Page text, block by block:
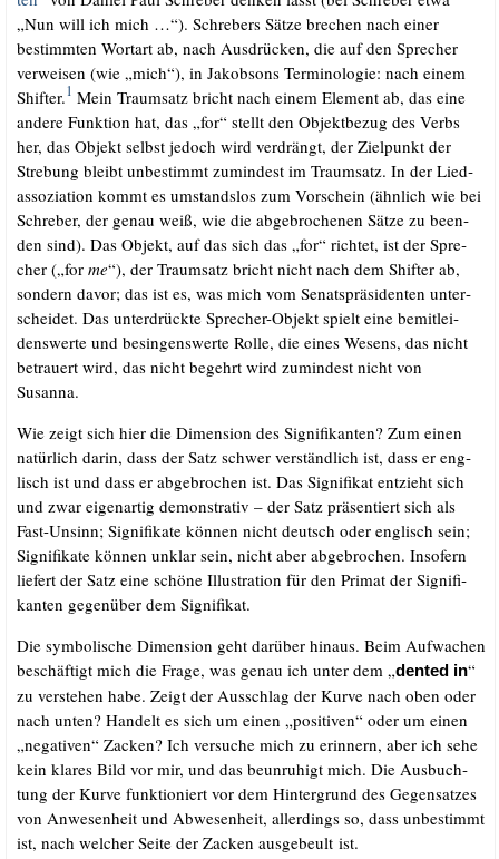
„Nun will ich mich …“). Schre­bers Sät­ze bre­chen nach einer
bestimm­ten Wort­art ab, nach Aus­drü­cken, die auf den Spre­cher
ver­wei­sen (wie „mich“), in Jakobsons Ter­mi­no­lo­gie: nach einem
Shif­ter.1 Mein Traum­satz bricht nach einem Ele­ment ab, das eine
ande­re Funk­ti­on hat, das „for“ stellt den Objekt­be­zug des Verbs
her, das Objekt selbst jedoch wird ver­drängt, der Ziel­punkt der
Stre­bung bleibt unbe­stimmt zumin­dest im Traum­satz. In der Lie­d­
as­so­zia­ti­on kommt es umstands­los zum Vor­schein (ähn­lich wie bei
Schre­ber, der genau weiß, wie die abge­bro­che­nen Sät­ze zu been­
den sind). Das Objekt, auf das sich das „for“ rich­tet, ist der Spre­
cher („for me“), der Traum­satz bricht nicht nach dem Shif­ter ab,
son­dern davor; das ist es, was mich vom Senats­prä­si­den­ten unter­
schei­det. Das unter­drück­te Spre­cher-Objekt spielt eine bemit­lei­
dens­wer­te und besin­gens­wer­te Rol­le, die eines Wesens, das nicht
betrau­ert wird, das nicht begehrt wird zumin­dest nicht von
Susanna.
Wie zeigt sich hier die Dimen­si­on des Signi­fi­kan­ten? Zum einen
natür­lich dar­in, dass der Satz schwer ver­ständ­lich ist, dass er eng­
lisch ist und dass er abge­bro­chen ist. Das Signi­fi­kat ent­zieht sich
und zwar eigen­ar­tig demons­tra­tiv – der Satz prä­sen­tiert sich als
Fast-Unsinn; Signi­fi­ka­te kön­nen nicht deutsch oder eng­lisch sein;
Signi­fi­ka­te kön­nen unklar sein, nicht aber abge­bro­chen. Inso­fern
lie­fert der Satz eine schö­ne Illus­tra­ti­on für den Pri­mat der Signi­fi­
kan­ten gegen­über dem Signifikat.
Die sym­bo­li­sche Dimen­si­on geht dar­über hin­aus. Beim Auf­wa­chen
beschäf­tigt mich die Fra­ge, was genau ich unter dem „den­ted in“
zu ver­ste­hen habe. Zeigt der Aus­schlag der Kur­ve nach oben oder
nach unten? Han­delt es sich um einen „posi­ti­ven“ oder um einen
„nega­ti­ven“ Zacken? Ich ver­su­che mich zu erin­nern, aber ich sehe
kein kla­res Bild vor mir, und das beun­ru­higt mich. Die Aus­buch­
tung der Kur­ve funk­tio­niert vor dem Hin­ter­grund des Gegen­sat­zes
von Anwe­sen­heit und Abwe­sen­heit, aller­dings so, dass unbe­stimmt
ist, nach wel­cher Sei­te der Zacken aus­ge­beult ist.